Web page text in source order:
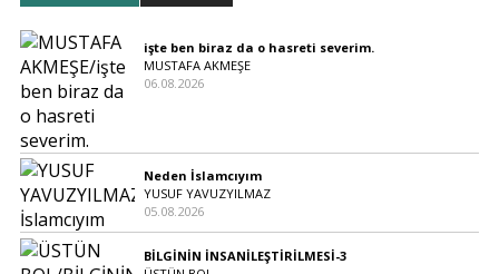
işte ben biraz da o hasreti severim.
MUSTAFA AKMEŞE
06.08.2026
Neden İslamcıyım
YUSUF YAVUZYILMAZ
05.08.2026
BİLGİNİN İNSANİLEŞTİRİLMESİ-3